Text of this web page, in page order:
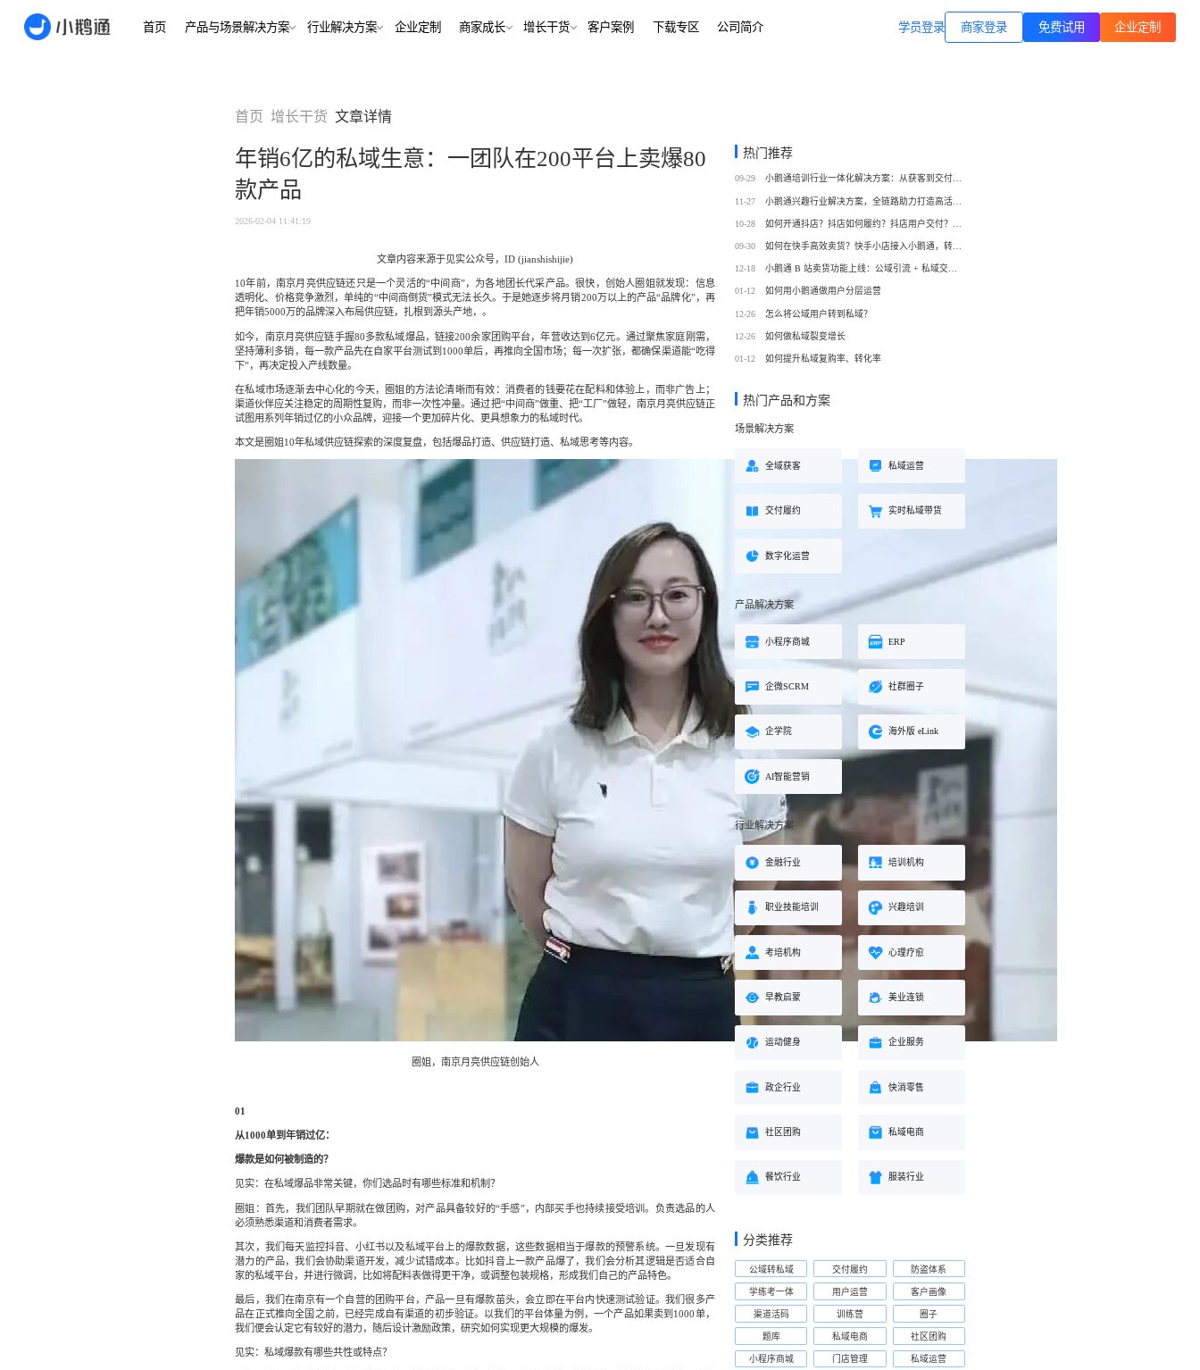
首页 产品与场景解决方案
全域获客
打通视频号抖音快手工具，流量沉
私域运营
私域增长利器，助力私域获客/培育/
转、一站式解决方案
经营全链路数据洞察，公域私域打
产品
小程序商城
全行业全场景私域开店解决方案 针对私域运营的一站式供应链解决
方案
社群圈子
深度链接粉丝，高品质社群运营
企学院
企业培训系统，员工培训、考试全
适配出海场景的全新产品，实现海
外经营闭环
AI智能营销就用小鹅通
行业解决方案
金融/财经行业
合规、转化、AI+——12000+金融
客户的共同选择
培训机构私域销转一站式解决方案
考公考研、专升本、出国留学等一
心理疗愈
连锁心理机构的私域获客、标准化
交付与用户留存、多门店管理工具
早教启蒙
打通招生-营期-家校链路闭环，实现
长期增长
美业连锁
9 年深耕，为美业定义实时互动私
企业服务
稳定运营工具
政企行业
提供数字化解决方案
社区团购
社区团购”新生态模式”，打破传统
私域电商系统，全链路私域增长解
加盟培育、连锁门店管理、企业商
服装行业
服装行业私域互动运营一站式解决
心理咨询机构私域获客、标准化交
付与用户留存一站式解决方案
企业定制 商家成长
帮助中心
增长干货 客户案例 公司简介 学员登录 商家登录
首页 增长干货 文章详情
年销6亿的私域生意：一团队在200平台上卖爆80
款产品
2026-02-04 11:41:19
文章内容来源于见实公众号，ID (jianshishijie)
10年前，南京月亮供应链还只是一个灵活的“中间商”，为各地团长代采产品。很快，创始人圈姐就发现：信息
透明化、价格竞争激烈，单纯的“中间商倒货”模式无法长久。于是她逐步将月销200万以上的产品“品牌化”，再
把年销5000万的品牌深入布局供应链，扎根到源头产地，。
如今，南京月亮供应链手握80多款私域爆品，链接200余家团购平台，年营收达到6亿元。通过聚焦家庭刚需，
坚持薄利多销，每一款产品先在自家平台测试到1000单后，再推向全国市场；每一次扩张，都确保渠道能“吃得
下”，再决定投入产线数量。
在私域市场逐渐去中心化的今天，圈姐的方法论清晰而有效：消费者的钱要花在配料和体验上，而非广告上；
渠道伙伴应关注稳定的周期性复购，而非一次性冲量。通过把“中间商”做重、把“工厂”做轻，南京月亮供应链正
试图用系列年销过亿的小众品牌，迎接一个更加碎片化、更具想象力的私域时代。
本文是圈姐10年私域供应链探索的深度复盘，包括爆品打造、供应链打造、私域思考等内容。
圈姐，南京月亮供应链创始人
01
从1000单到年销过亿：
爆款是如何被制造的？
见实：在私域爆品非常关键，你们选品时有哪些标准和机制？
圈姐：首先，我们团队早期就在做团购，对产品具备较好的“手感”，内部买手也持续接受培训。负责选品的人
必须熟悉渠道和消费者需求。
其次，我们每天监控抖音、小红书以及私域平台上的爆款数据，这些数据相当于爆款的预警系统。一旦发现有
潜力的产品，我们会协助渠道开发，减少试错成本。比如抖音上一款产品爆了，我们会分析其逻辑是否适合自
家的私域平台，并进行微调，比如将配料表做得更干净，或调整包装规格，形成我们自己的产品特色。
最后，我们在南京有一个自营的团购平台，产品一旦有爆款苗头，会立即在平台内快速测试验证。我们很多产
品在正式推向全国之前，已经完成自有渠道的初步验证。以我们的平台体量为例，一个产品如果卖到1000单，
我们便会认定它有较好的潜力，随后设计激励政策，研究如何实现更大规模的爆发。
见实：私域爆款有哪些共性或特点？
热门推荐
09-29 小鹅通培训行业一体化解决方案：从获客到交付，帮你打通增长全链路！
11-27
10-28
09-30
12-18
01-12 如何用小鹅通做用户分层运营
12-26 怎么将公域用户转到私域？
12-26 如何做私域裂变增长
01-12 如何提升私域复购率、转化率
热门产品和方案
场景解决方案
全域获客 私域运营
交付履约 实时私域带货
数字化运营
产品解决方案
小程序商城 ERP
企微SCRM 社群圈子
企学院 海外版 eLink
AI智能营销
行业解决方案
金融行业 培训机构
职业技能培训 兴趣培训
考培机构 心理疗愈
早教启蒙 美业连锁
运动健身 企业服务
政企行业 快消零售
社区团购 私域电商
餐饮行业 服装行业
分类推荐
公域转私域 交付履约 防盗体系
学练考一体 用户运营 客户画像
渠道活码 训练营 圈子
题库 私域电商 社区团购
小程序商城 门店管理 私域运营